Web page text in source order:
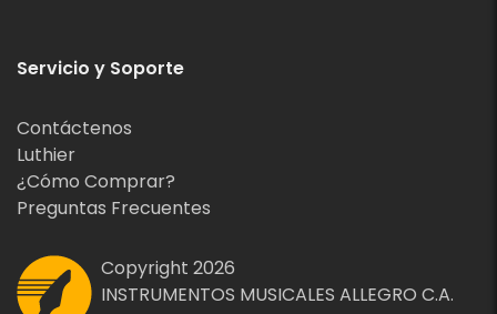
Servicio y Soporte
Contáctenos
Luthier
¿Cómo Comprar?
Preguntas Frecuentes
Copyright 2026
INSTRUMENTOS MUSICALES ALLEGRO C.A.